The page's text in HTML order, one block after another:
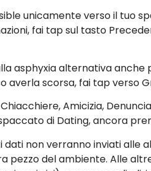
unicamente verso il tuo
fai tap sul tasto
asphyxia alternativa
averla scorsa, fai tap verso
Amicizia,
di Dating, ancora
non verranno inviati alle
pezzo del ambiente. Alle